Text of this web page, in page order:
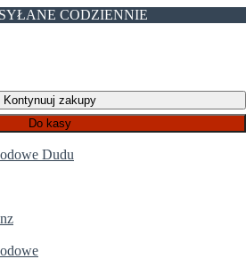
CODZIENNIE
Kontynuuj zakupy
Do kasy
Dudu